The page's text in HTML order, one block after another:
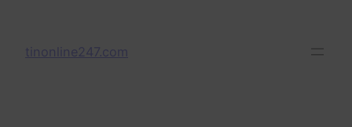
content
tinonline247.com